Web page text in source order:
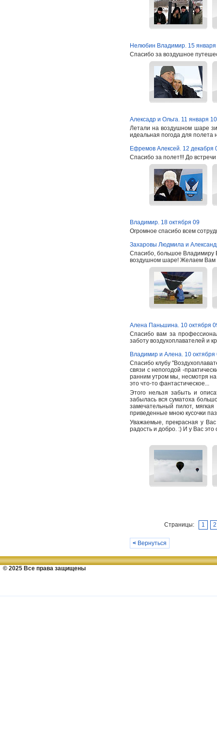
Нелюбин Владимир. 15 января
Спасибо за воздушное
Алексадр и Ольга. 11 января 10
Летали на воздушном шаре
идеальная погода для полета
Ефремов Алексей. 12 декабря
Спасибо за полет!!! До
Владимир. 18 октября 09
Огромное спасибо всем
Захаровы Людмила и
Спасибо, большое Владимиру
воздушном шаре! Желаем Вам
Алена Паньшина. 10 октября
Спасибо вам за
заботу воздухоплавателей и
Владимир и Алена. 10 октября
Спасибо клубу
связи с непогодой -
ранним утром мы, несмотря на
это что-то фантастическое...
Этого нельзя забыть и
забылась вся суматоха
замечательный пилот,
приведенные мною кусочки
Уважаемые, прекрасная у
радость и добро. :) И у Вас
Страницы: 1 2
< Вернуться
© 2025 Все права защищены